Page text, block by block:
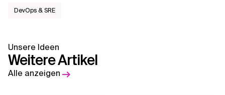
DevOps & SRE
Unsere Ideen
Weitere Artikel
Alle anzeigen